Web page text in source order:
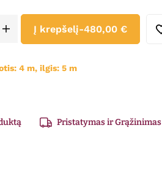
Į krepšelį-480,00 €
4 m, ilgis: 5 m
Pristatymas ir Grąžinimas